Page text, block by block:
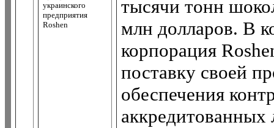
украинского
предприятия
Roshen
тысячи тонн
млн долларов. В
корпорация
поставку своей
обеспечения
аккредитованных